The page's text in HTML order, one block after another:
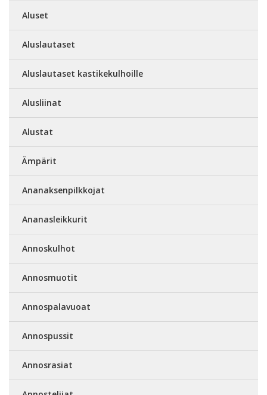
Aluset
Aluslautaset
Aluslautaset kastikekulhoille
Alusliinat
Alustat
Ämpärit
Ananaksenpilkkojat
Ananasleikkurit
Annoskulhot
Annosmuotit
Annospalavuoat
Annospussit
Annosrasiat